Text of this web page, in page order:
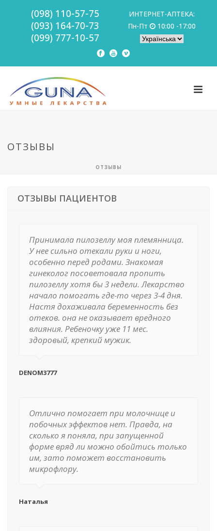
(098) 110-57-75
(093) 164-70-73
(099) 777-10-57
ИНТЕРНЕТ-АПТЕКА:
Пн-Пт
10:00 -17:00
ОТЗЫВЫ
ОТЗЫВЫ
ОТЗЫВЫ ПАЦИЕНТОВ
Принимала пилозеллу моя племянница.
У нее сильно отекали руки и ноги,
особенно перед родами. Знакомая
гинеколог посоветовала пропить
пилозеллу хотя бы 3 недели. Лекарство
начало помогать где-то через 3-4 дня.
Настя дохаживала беременность без
отеков. она не оказывает вредного
влияния. Ребеночку уже 11 мес.
здоровый, крепкий мужик.
DENOM3777
Отлично помогает при молочнице и
побочных эффектов нет. Правда, на
сколько я поняла, при запущенной
форме вряд ли можно обойтись только
им, зато поможет восстановить
микрофлору.
Наталья